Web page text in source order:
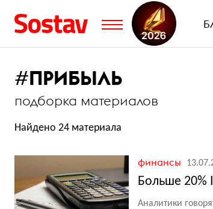
#ПРИБЫЛЬ
подборка материалов
Найдено 24 материала
финансы
Больше 20%
Аналитики